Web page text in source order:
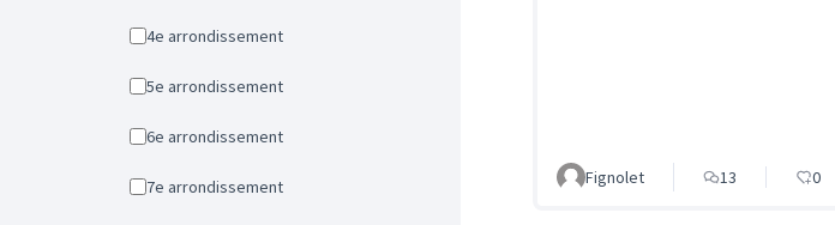
4e arrondissement
5e arrondissement
6e arrondissement
7e arrondissement Fignolet 13 0